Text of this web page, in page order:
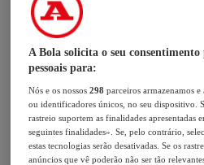
A Bola solicita o seu
pessoais para:
Nós e os nossos298 parceiros armazenamos e
ou identificadores únicos, no seu dispositivo.
rastreio suportem as finalidades apresentadas
seguintes finalidades». Se, pelo contrário,
estas tecnologias serão desativadas. Se os
anúncios que vê poderão não ser tão